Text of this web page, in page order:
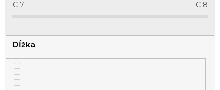
k
t
v
€ 7 € 8
Dĺžka